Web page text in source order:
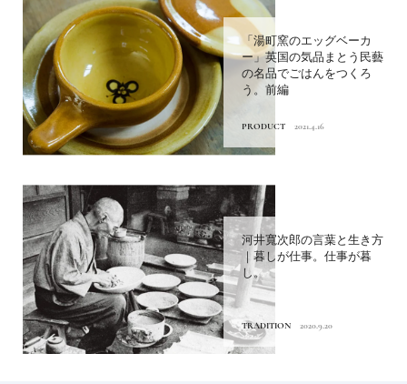
「湯町窯のエッグベーカ
ー」英国の気品まとう民藝
の名品でごはんをつくろ
う。前編
PRODUCT 2021.4.16
河井寬次郎の言葉と生き方
｜暮しが仕事。仕事が暮
し。
TRADITION 2020.9.20